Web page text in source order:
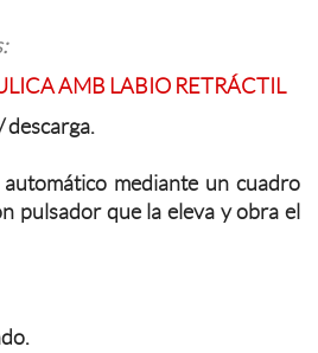
AMB LABIO RETRÁCTIL
descarga.
automático mediante un cuadro
pulsador que la eleva y obra el